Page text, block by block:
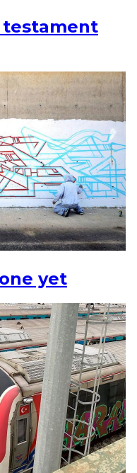
testament
yet